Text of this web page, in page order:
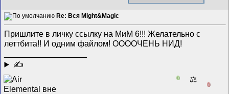
Re: Вся Might&Magic
Пришлите в личку ссылку на МиМ 6!!! Желательно с
леттбита!! И одним файлом! ООООЧЕНЬ НИД!
✍
0 ⚖️
0